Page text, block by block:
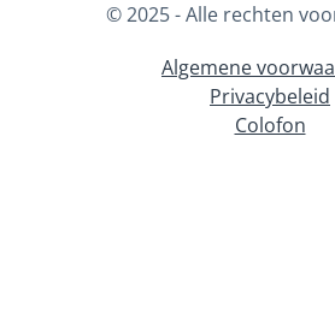
© 2025 - Alle rechten
Algemene
Privacybeleid
Colofon